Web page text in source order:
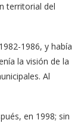
territorial del
1986, y había
la visión de la
Al
en 1998; sin